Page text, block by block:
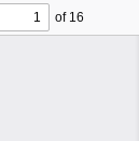
of 16